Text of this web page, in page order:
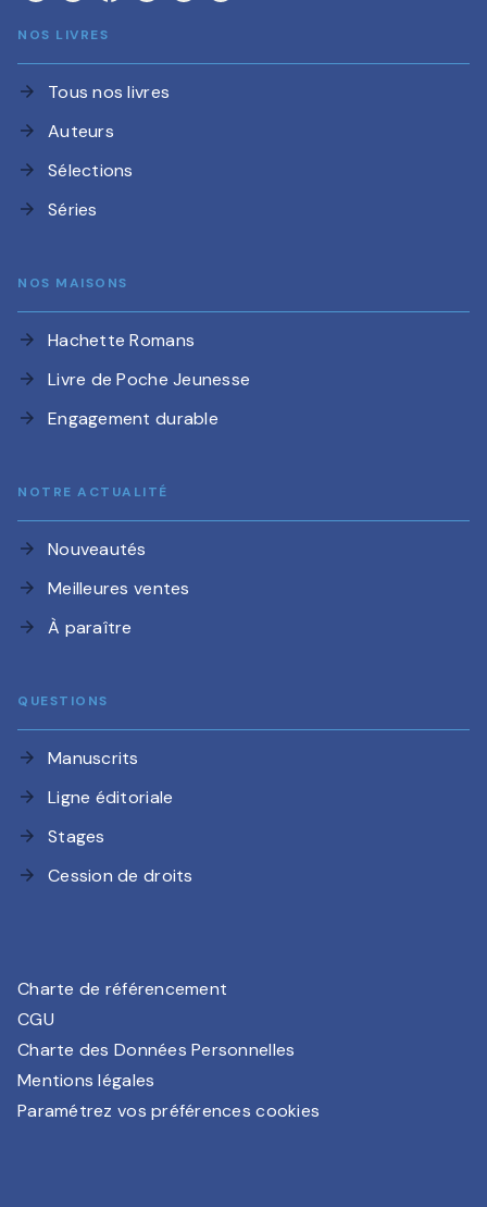
NOS LIVRES
arrow_forward Tous nos livres
arrow_forward Auteurs
arrow_forward Sélections
arrow_forward Séries
NOS MAISONS
arrow_forward Hachette Romans
arrow_forward Livre de Poche Jeunesse
arrow_forward Engagement durable
NOTRE ACTUALITÉ
arrow_forward Nouveautés
arrow_forward Meilleures ventes
arrow_forward À paraître
QUESTIONS
arrow_forward Manuscrits
arrow_forward Ligne éditoriale
arrow_forward Stages
arrow_forward Cession de droits
Charte de référencement
CGU
Charte des Données Personnelles
Mentions légales
Paramétrez vos préférences cookies